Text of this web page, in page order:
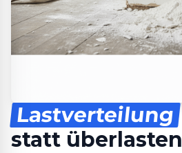
Lastverteilung
statt überlasten